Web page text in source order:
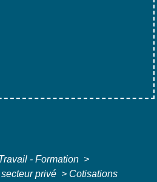
- Formation >
privé > Cotisations